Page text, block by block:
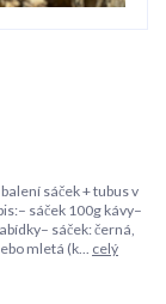
sáček + tubus v
sáček 100g kávy–
sáček: černá,
mletá (k... celý